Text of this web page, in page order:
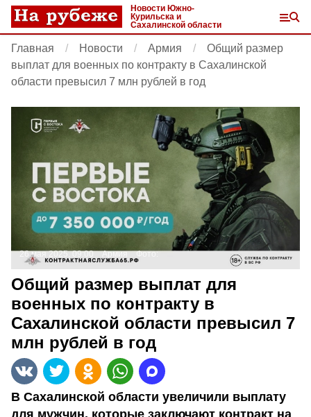
Новости Южно-
Курильска и
Сахалинской области
Главная Новости Армия
Общий размер
выплат для военных по контракту в Сахалинской
области превысил 7 млн рублей в год
26 мая 2025, 09:00 Армия Фото:
Общий размер выплат для
военных по контракту в
Сахалинской области превысил 7
млн рублей в год
В Сахалинской области увеличили выплату
для мужчин, которые заключают контракт на